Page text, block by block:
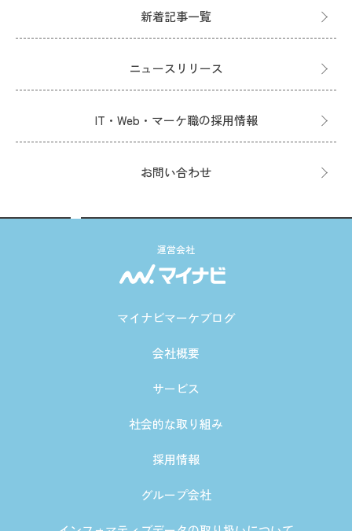
新着記事一覧
ニュースリリース
IT・Web・マーケ職の採用情報
お問い合わせ
運営会社
マイナビマーケブログ
会社概要
サービス
社会的な取り組み
採用情報
グループ会社